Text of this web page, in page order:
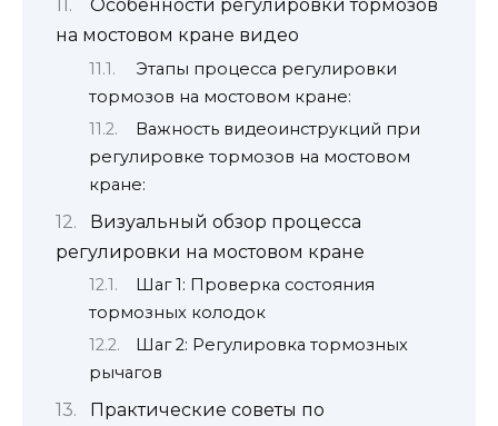
Особенности регулировки тормозов
на мостовом кране видео
Этапы процесса регулировки
тормозов на мостовом кране:
Важность видеоинструкций при
регулировке тормозов на мостовом
кране:
Визуальный обзор процесса
регулировки на мостовом кране
Шаг 1: Проверка состояния
тормозных колодок
Шаг 2: Регулировка тормозных
рычагов
Практические советы по